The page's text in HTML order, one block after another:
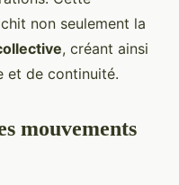
non seulement la
, créant ainsi
et de continuité.
mouvements